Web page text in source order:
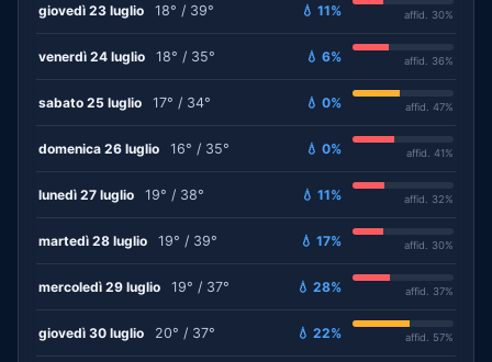
giovedì 23 luglio 18° / 39° 💧 11% affid. 30%
venerdì 24 luglio 18° / 35° 💧 6% affid. 36%
sabato 25 luglio 17° / 34° 💧 0% affid. 47%
domenica 26 luglio 16° / 35° 💧 0% affid. 41%
lunedì 27 luglio 19° / 38° 💧 11% affid. 32%
martedì 28 luglio 19° / 39° 💧 17% affid. 30%
mercoledì 29 luglio 19° / 37° 💧 28% affid. 37%
giovedì 30 luglio 20° / 37° 💧 22% affid. 57%